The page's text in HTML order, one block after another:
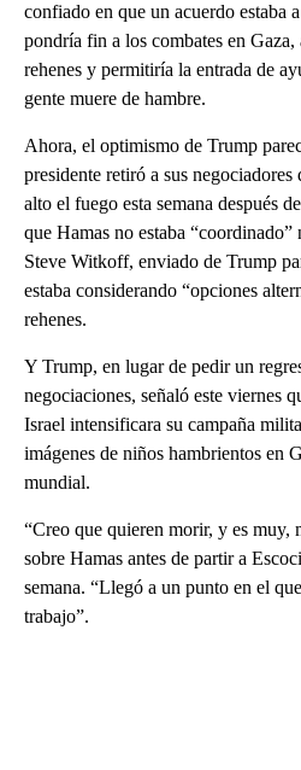
confiado en que un acuerdo estaba
pondría fin a los combates en
rehenes y permitiría la entrada de
gente muere de hambre.
Ahora, el optimismo de Trump
presidente retiró a sus negociadores
alto el fuego esta semana después
que Hamas no estaba “coordinado”
Steve Witkoff, enviado de Trump
estaba considerando “opciones
rehenes.
Y Trump, en lugar de pedir un
negociaciones, señaló este viernes
Israel intensificara su campaña
imágenes de niños hambrientos en
mundial.
“Creo que quieren morir, y es muy,
sobre Hamas antes de partir a
semana. “Llegó a un punto en el
trabajo”.